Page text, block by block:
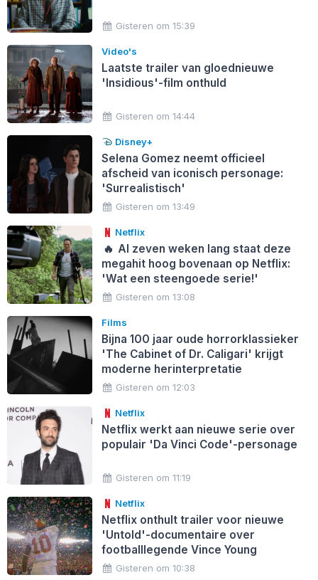
Gisteren om 15:39
Video's
Laatste trailer van gloednieuwe
'Insidious'-film onthuld
Gisteren om 14:44
Disney+
Selena Gomez neemt officieel
afscheid van iconisch personage:
'Surrealistisch'
Gisteren om 13:49
Netflix
🔥 Al zeven weken lang staat deze
megahit hoog bovenaan op Netflix:
'Wat een steengoede serie!'
Gisteren om 13:08
Films
Bijna 100 jaar oude horrorklassieker
'The Cabinet of Dr. Caligari' krijgt
moderne herinterpretatie
Gisteren om 12:03
Netflix
Netflix werkt aan nieuwe serie over
populair 'Da Vinci Code'-personage
Gisteren om 11:19
Netflix
Netflix onthult trailer voor nieuwe
'Untold'-documentaire over
footballlegende Vince Young
Gisteren om 10:38